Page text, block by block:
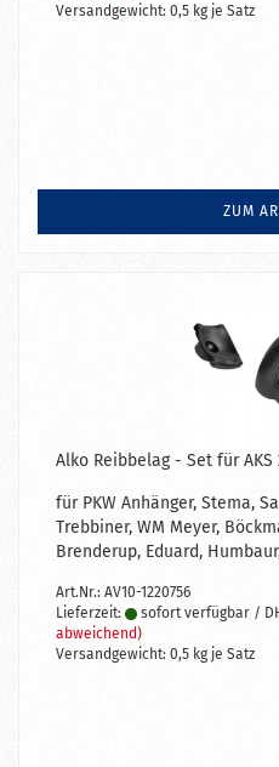
Versandgewicht: 0,5 kg je Satz
ZUM
Alko Reibbelag - Set für AKS
für PKW Anhänger, Stema,
Trebbiner, WM Meyer,
Brenderup, Eduard,
Art.Nr.: AV10-1220756
Lieferzeit:
sofort verfügbar /
abweichend)
Versandgewicht: 0,5 kg je Satz